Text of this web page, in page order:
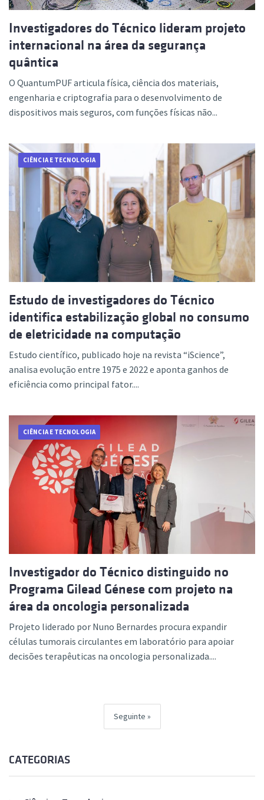
Investigadores do Técnico lideram projeto
internacional na área da segurança
quântica
O QuantumPUF articula física, ciência dos materiais,
engenharia e criptografia para o desenvolvimento de
dispositivos mais seguros, com funções físicas não...
CIÊNCIA E TECNOLOGIA
Estudo de investigadores do Técnico
identifica estabilização global no consumo
de eletricidade na computação
Estudo científico, publicado hoje na revista “iScience”,
analisa evolução entre 1975 e 2022 e aponta ganhos de
eficiência como principal fator....
CIÊNCIA E TECNOLOGIA
Investigador do Técnico distinguido no
Programa Gilead Génese com projeto na
área da oncologia personalizada
Projeto liderado por Nuno Bernardes procura expandir
células tumorais circulantes em laboratório para apoiar
decisões terapêuticas na oncologia personalizada....
Seguinte
CATEGORIAS